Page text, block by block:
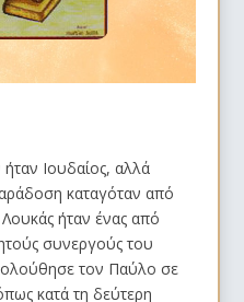
Ιουδαίος, αλλά
καταγόταν από
Λουκάς ήταν ένας από
συνεργούς του
τον Παύλο σε
κατά τη δεύτερη